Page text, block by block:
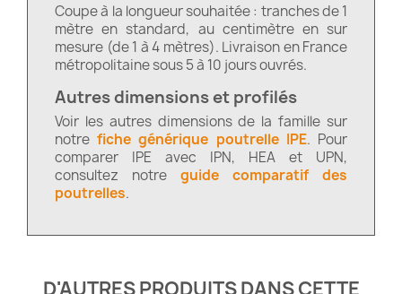
Coupe à la longueur souhaitée : tranches de 1
mètre en standard, au centimètre en sur
mesure (de 1 à 4 mètres). Livraison en France
métropolitaine sous 5 à 10 jours ouvrés.
Autres dimensions et profilés
Voir les autres dimensions de la famille sur
notrefiche générique poutrelle IPE. Pour
comparer IPE avec IPN, HEA et UPN,
consultez notre guide comparatif des
poutrelles.
D'AUTRES PRODUITS DANS CETTE